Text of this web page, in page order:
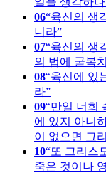
06 육신의 생
니라
07 육신의 생
의 법에 굴복
08 육신에 있
라
09 만일 너희
에 있지 아니
이 없으면 그
10 또 그리스
죽은 것이나